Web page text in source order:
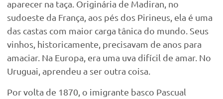
aparecer na taça. Originária de Madiran, no
sudoeste da França, aos pés dos Pirineus, ela é uma
das castas com maior carga tânica do mundo. Seus
vinhos, historicamente, precisavam de anos para
amaciar. Na Europa, era uma uva difícil de amar. No
Uruguai, aprendeu a ser outra coisa.
Por volta de 1870, o imigrante basco Pascual